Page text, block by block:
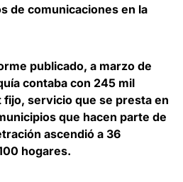
de comunicaciones en la
publicado, a marzo de
contaba con 245 mil
fijo, servicio que se presta en
que hacen parte de
ascendió a 36
hogares.